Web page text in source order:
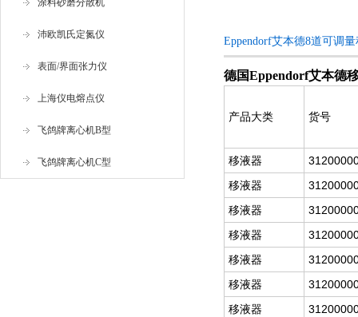
涂料砂磨分散机
沛欧凯氏定氮仪
表面/界面张力仪
上海仪电熔点仪
飞鸽牌离心机B型
飞鸽牌离心机C型
Eppendorf艾本德8道可调
德国Eppendorf艾本德
产品大类 货号
移液器
移液器
移液器
移液器
移液器
移液器
移液器